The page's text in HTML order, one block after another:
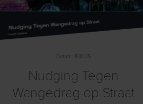
Datum: 15.10.25
Nudging Tegen
Wangedrag op Straat